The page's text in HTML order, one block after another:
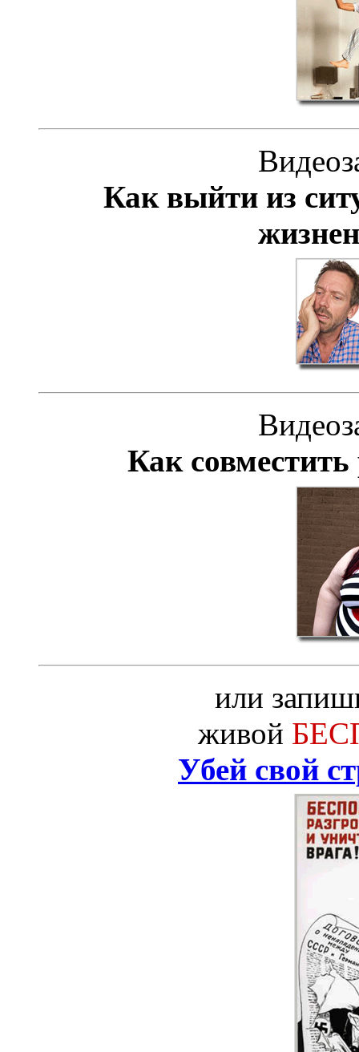
Как выйти из
Как совместить
или
живой
Убей свой